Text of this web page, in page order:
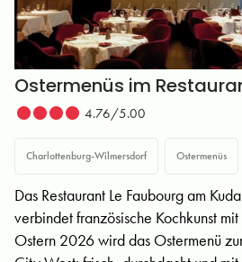
Ostermenüs im
4.76/5.00
Charlottenburg-Wilmersdorf Ostermenüs
Das Restaurant Le Faubourg am
verbindet französische Kochkunst
Ostern 2026 wird das Ostermenü